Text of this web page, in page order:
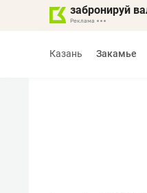
забронируй
Казань Закамье